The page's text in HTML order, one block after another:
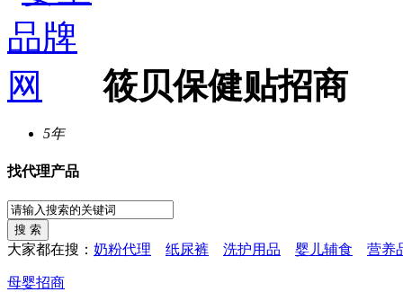
筱贝保健贴招商
5年
找代理产品
大家都在搜： 奶粉代理 纸尿裤 洗护用品 婴儿辅食 营养
母婴招商